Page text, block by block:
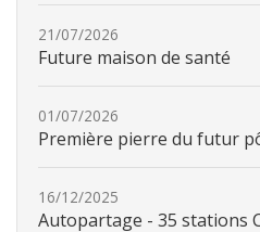
21/07/2026
Future maison de santé
01/07/2026
Première pierre du futur
16/12/2025
Autopartage - 35 stations